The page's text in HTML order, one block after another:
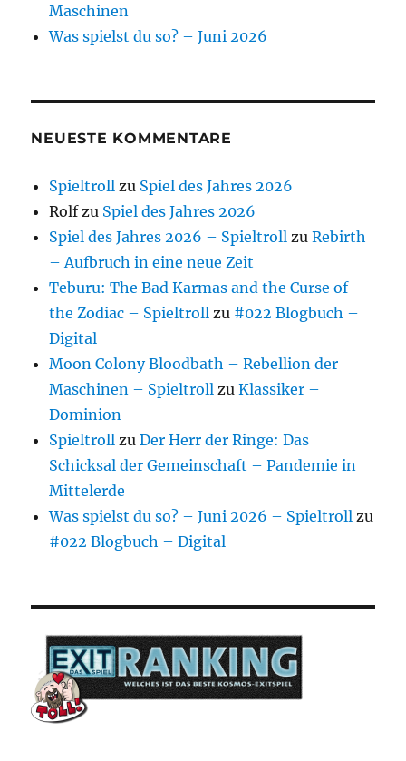
Maschinen
Was spielst du so? – Juni 2026
NEUESTE KOMMENTARE
Spieltroll zu Spiel des Jahres 2026
Rolfzu Spiel des Jahres 2026
Spiel des Jahres 2026 – Spieltroll zuRebirth
– Aufbruch in eine neue Zeit
Teburu: The Bad Karmas and the Curse of
the Zodiac – Spieltroll zu #022 Blogbuch –
Digital
Moon Colony Bloodbath – Rebellion der
Maschinen – Spieltroll zuKlassiker –
Dominion
Spieltroll zuDer Herr der Ringe: Das
Schicksal der Gemeinschaft – Pandemie in
Mittelerde
Was spielst du so? – Juni 2026 – Spieltroll zu
#022 Blogbuch – Digital